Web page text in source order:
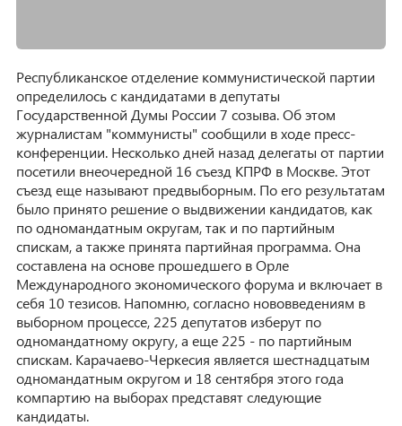
Республиканское отделение коммунистической партии
определилось с кандидатами в депутаты
Государственной Думы России 7 созыва. Об этом
журналистам "коммунисты" сообщили в ходе пресс-
конференции. Несколько дней назад делегаты от партии
посетили внеочередной 16 съезд КПРФ в Москве. Этот
съезд еще называют предвыборным. По его результатам
было принято решение о выдвижении кандидатов, как
по одномандатным округам, так и по партийным
спискам, а также принята партийная программа. Она
составлена на основе прошедшего в Орле
Международного экономического форума и включает в
себя 10 тезисов. Напомню, согласно нововведениям в
выборном процессе, 225 депутатов изберут по
одномандатному округу, а еще 225 - по партийным
спискам. Карачаево-Черкесия является шестнадцатым
одномандатным округом и 18 сентября этого года
компартию на выборах представят следующие
кандидаты.